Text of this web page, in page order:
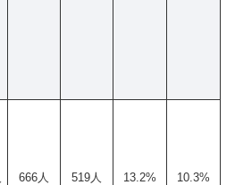
666人 519人 13.2% 10.3%